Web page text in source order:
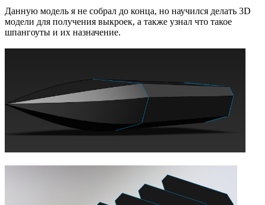
Данную модель я не собрал до конца, но научился делать 3D
модели для получения выкроек, а также узнал что такое
шпангоуты и их назначение.